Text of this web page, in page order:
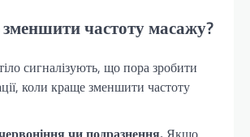
частоту масажу?
сигналізують, що пора зробити
коли краще зменшити частоту